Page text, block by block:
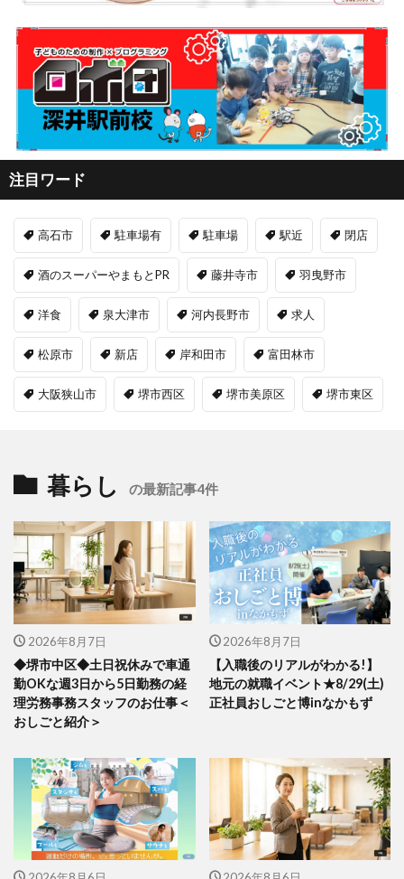
注目ワード
高石市 駐車場有 駐車場 駅近 閉店
酒のスーパーやまもとPR 藤井寺市 羽曳野市
洋食 泉大津市 河内長野市 求人
松原市 新店 岸和田市 富田林市
大阪狭山市 堺市西区 堺市美原区 堺市東区
暮らし の最新記事4件
2026年8月7日
◆堺市中区◆土日祝休みで車通
勤OKな週3日から5日勤務の経
理労務事務スタッフのお仕事＜
おしごと紹介＞
2026年8月7日
【入職後のリアルがわかる!】
地元の就職イベント★8/29(土)
正社員おしごと博inなかもず